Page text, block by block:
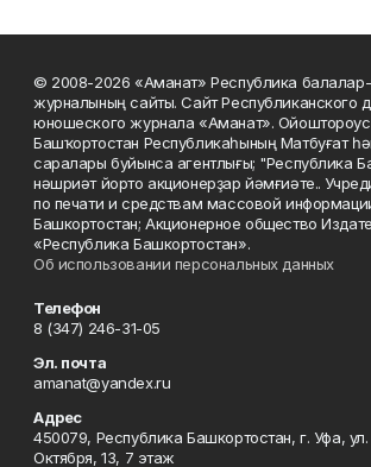
© 2008-2026 «Аманат» Республика балалар-
журналының сайты. Сайт Республиканского
юношеского журнала «Аманат».
Башҡортостан Республикаһының Матбуғат
саралары буйынса агентлығы; "Республика
нәшриәт йорто акционерҙар йәмғиәте..
по печати и средствам массовой
Башкортостан; Акционерное общество
«Республика Башкортостан».
Об использовании персональных данных
Телефон
8 (347) 246-31-05
Эл. почта
amanat@yandex.ru
Адрес
450079, Республика Башкортостан, г. Уфа,
Октября, 13, 7 этаж